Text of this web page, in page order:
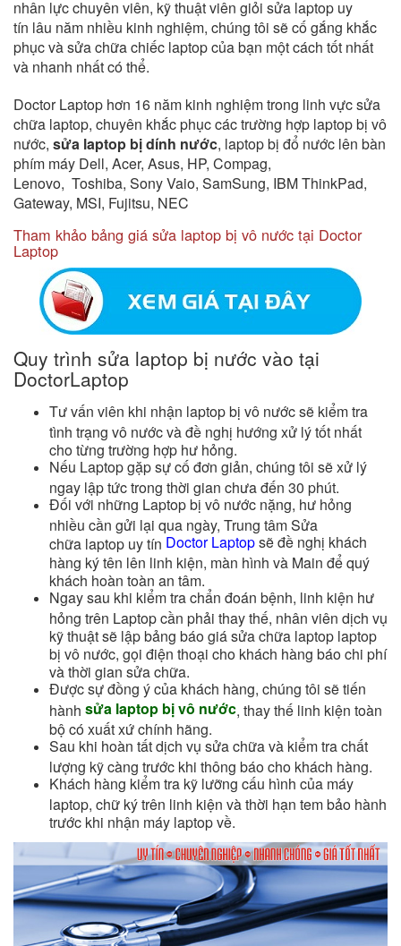
nhân lực chuyên viên, kỹ thuật viên giỏi sửa laptop uy
tín lâu năm nhiều kinh nghiệm, chúng tôi sẽ cố gắng khắc
phục và sửa chữa chiếc laptop của bạn một cách tốt nhất
và nhanh nhất có thể.
Doctor Laptop hơn 16 năm kinh nghiệm trong linh vực sửa
chữa laptop, chuyên khắc phục các trường hợp laptop bị vô
nước, sửa laptop bị dính nước, laptop bị đổ nước lên bàn
phím máy Dell, Acer, Asus, HP, Compag,
Lenovo, Toshiba, Sony Vaio, SamSung, IBM ThinkPad,
Gateway, MSI, Fujitsu, NEC
​Tham khảo bảng giá sửa laptop bị vô nước tại Doctor
Laptop
Quy trình sửa laptop bị nước vào tại
DoctorLaptop
Tư vấn viên khi nhận laptop bị vô nước sẽ kiểm tra
tình trạng vô nước và đề nghị hướng xử lý tốt nhất
cho từng trường hợp hư hỏng.
Nếu Laptop gặp sự cố đơn giản, chúng tôi sẽ xử lý
ngay lập tức trong thời gian chưa đến 30 phút.
Đối với những Laptop bị vô nước nặng, hư hỏng
nhiều cần gửi lại qua ngày, Trung tâm Sửa
chữa laptop uy tín Doctor Laptopsẽ đề nghị khách
hàng ký tên lên linh kiện, màn hình và Main để quý
khách hoàn toàn an tâm.
Ngay sau khi kiểm tra chẩn đoán bệnh, linh kiện hư
hỏng trên Laptop cần phải thay thế, nhân viên dịch vụ
kỹ thuật sẽ lập bảng báo giá sửa chữa laptop laptop
bị vô nước, gọi điện thoại cho khách hàng báo chi phí
và thời gian sửa chữa.
Được sự đồng ý của khách hàng, chúng tôi sẽ tiến
hành sửa laptop bị vô nước , thay thế linh kiện toàn
bộ có xuất xứ chính hãng.
Sau khi hoàn tất dịch vụ sửa chữa và kiểm tra chất
lượng kỹ càng trước khi thông báo cho khách hàng.
Khách hàng kiểm tra kỹ lưỡng cấu hình của máy
laptop, chữ ký trên linh kiện và thời hạn tem bảo hành
trước khi nhận máy laptop về.